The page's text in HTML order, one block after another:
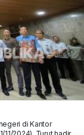
di Kantor